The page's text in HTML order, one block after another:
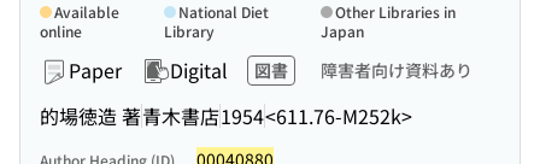
Paper Digital 図書 障害者向け資料あり
的場徳造 著青木書店1954<611.76-M252k>
Available
online
National Diet
Library
Other Libraries in
Japan
Author Heading (ID) 00040880